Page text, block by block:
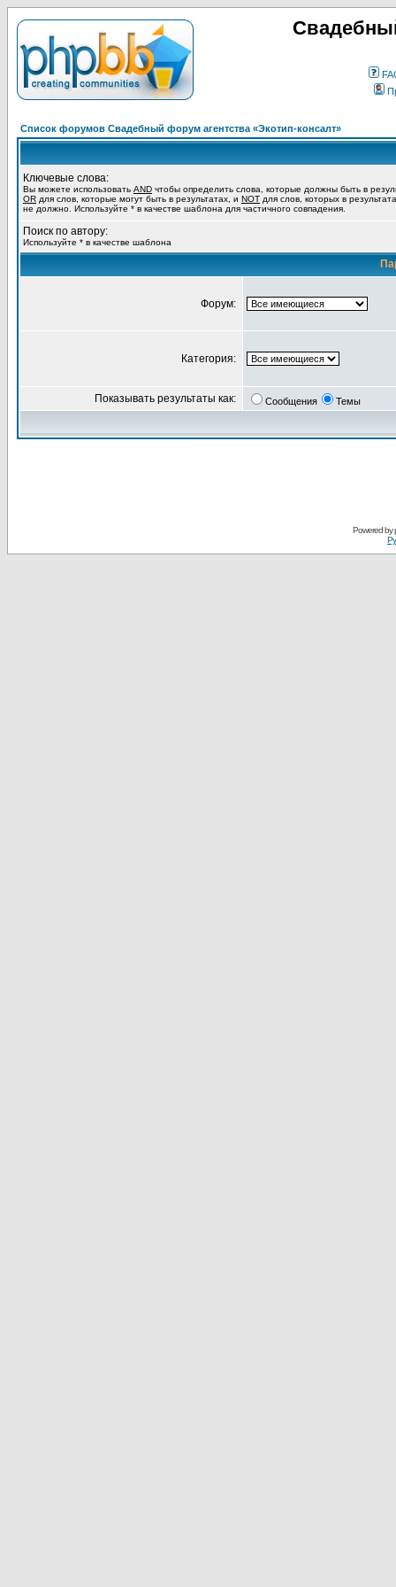
Список форумов Свадебный форум агентства «Экотип-консалт»
Ключевые слова:
Вы можете использовать AND чтобы определить слова, которые должны быть в
OR для слов, которые могут быть в результатах, и NOT для слов, которых в
не должно. Используйте * в качестве шаблона для частичного совпадения.
Поиск по автору:
Используйте * в качестве шаблона
Форум:
Категория:
Показывать результаты как: Сообщения Темы
Powered by